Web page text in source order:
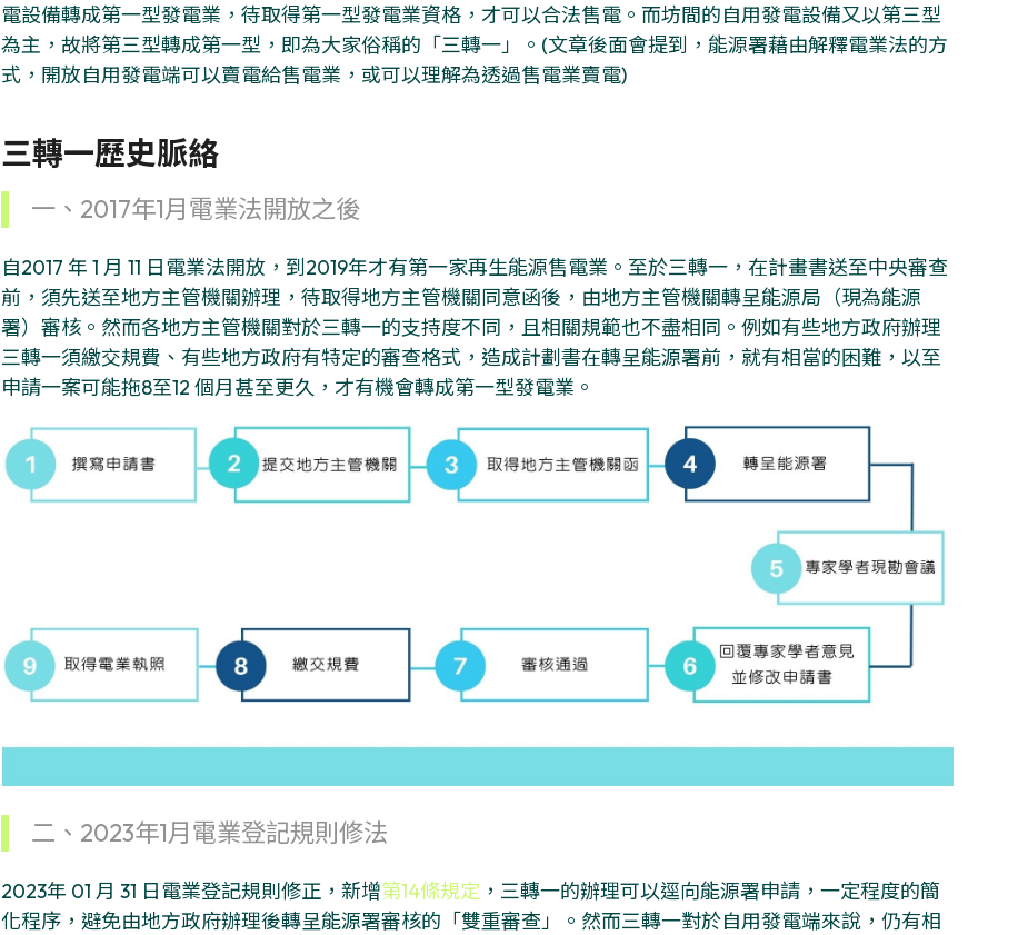
電設備轉成第一型發電業，待取得第一型發電業資格，才可以合法售電。而坊間的自用發電設備又以第三型
為主，故將第三型轉成第一型，即為大家俗稱的「三轉一」。(文章後面會提到，能源署藉由解釋電業法的方
式，開放自用發電端可以賣電給售電業，或可以理解為透過售電業賣電)
三轉一歷史脈絡
一、2017年1月電業法開放之後
自2017 年 1 月 11 日電業法開放，到2019年才有第一家再生能源售電業。至於三轉一，在計畫書送至中央審查
前，須先送至地方主管機關辦理，待取得地方主管機關同意函後，由地方主管機關轉呈能源局（現為能源
署）審核。然而各地方主管機關對於三轉一的支持度不同，且相關規範也不盡相同。例如有些地方政府辦理
三轉一須繳交規費、有些地方政府有特定的審查格式，造成計劃書在轉呈能源署前，就有相當的困難，以至
申請一案可能拖8至12 個月甚至更久，才有機會轉成第一型發電業。
二、2023年1月電業登記規則修法
2023年 01 月 31 日電業登記規則修正，新增第14條規定，三轉一的辦理可以逕向能源署申請，一定程度的簡
化程序，避免由地方政府辦理後轉呈能源署審核的「雙重審查」。然而三轉一對於自用發電端來說，仍有相